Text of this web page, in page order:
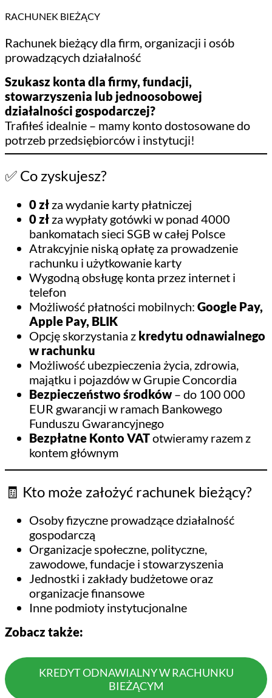
RACHUNEK BIEŻĄCY
Rachunek bieżący dla firm, organizacji i osób
prowadzących działalność
Szukasz konta dla firmy, fundacji,
stowarzyszenia lub jednoosobowej
działalności gospodarczej?
Trafiłeś idealnie – mamy konto dostosowane do
potrzeb przedsiębiorców i instytucji!
✅ Co zyskujesz?
0 zł za wydanie karty płatniczej
0 zł za wypłaty gotówki w ponad 4000
bankomatach sieci SGB w całej Polsce
Atrakcyjnie niską opłatę za prowadzenie
rachunku i użytkowanie karty
Wygodną obsługę konta przez internet i
telefon
Możliwość płatności mobilnych: Google Pay,
Apple Pay, BLIK
Opcję skorzystania z kredytu odnawialnego
w rachunku
Możliwość ubezpieczenia życia, zdrowia,
majątku i pojazdów w Grupie Concordia
Bezpieczeństwo środków– do 100 000
EUR gwarancji w ramach Bankowego
Funduszu Gwarancyjnego
Bezpłatne Konto VATotwieramy razem z
kontem głównym
🧾 Kto może założyć rachunek bieżący?
Osoby fizyczne prowadzące działalność
gospodarczą
Organizacje społeczne, polityczne,
zawodowe, fundacje i stowarzyszenia
Jednostki i zakłady budżetowe oraz
organizacje finansowe
Inne podmioty instytucjonalne
Zobacz także:
KREDYT ODNAWIALNY W RACHUNKU
BIEŻĄCYM